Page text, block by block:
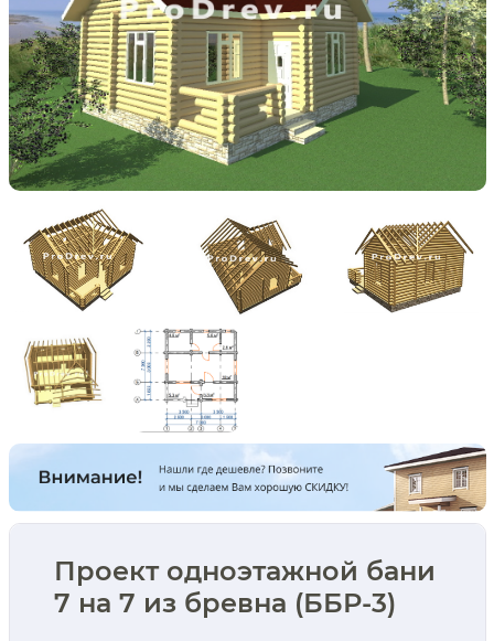
Проект одноэтажной бани
7 на 7 из бревна (ББР-3)